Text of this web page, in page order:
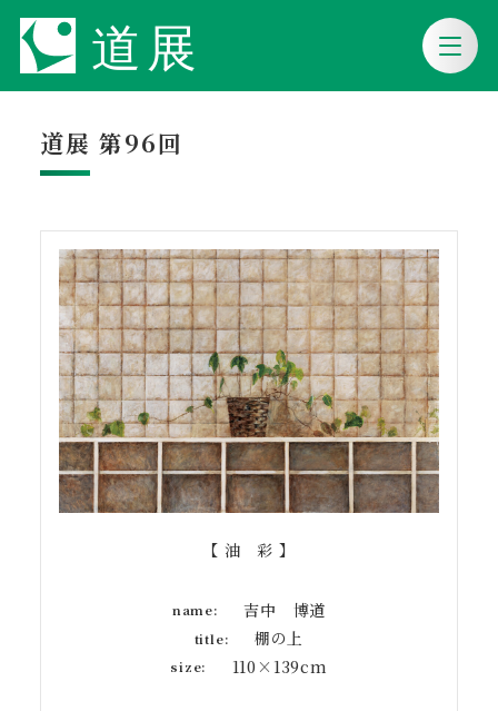
道展 第96回
【 油 彩 】
name: 吉中 博道
title: 棚の上
size: 110×139cm